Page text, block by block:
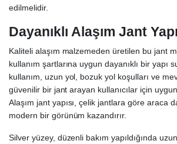
edilmelidir.
Dayanıklı Alaşım Jant
Kaliteli alaşım malzemeden üretilen bu jant
kullanım şartlarına uygun dayanıklı bir yapı
kullanım, uzun yol, bozuk yol koşulları ve
güvenilir bir jant arayan kullanıcılar için
Alaşım jant yapısı, çelik jantlara göre araca
modern bir görünüm kazandırır.
Silver yüzey, düzenli bakım yapıldığında